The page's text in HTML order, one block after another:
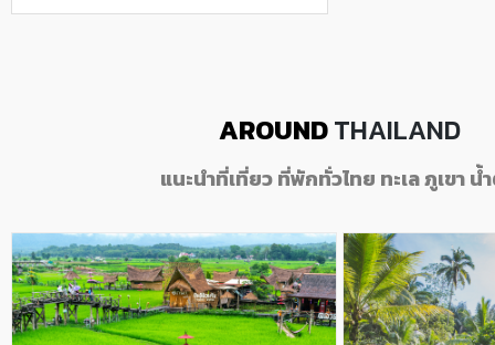
AROUNDTHAILAND
แนะนำที่เที่ยว ที่พักทั่วไทย ทะเล ภูเขา น้